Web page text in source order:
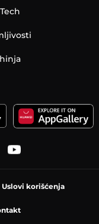
Uslovi korišćenja